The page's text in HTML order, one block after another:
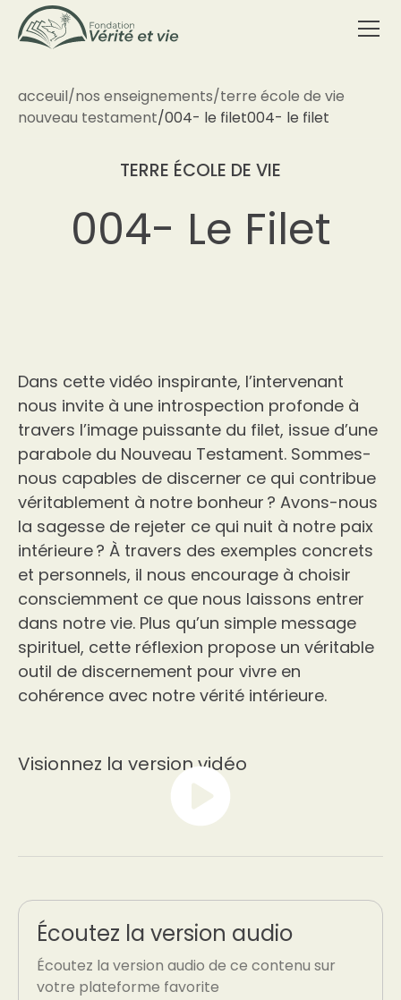
acceuil/nos enseignements/terre école de vie
nouveau testament/004- le filet004- le filet
TERRE ÉCOLE DE VIE
004- Le Filet
Dans cette vidéo inspirante, l’intervenant
nous invite à une introspection profonde à
travers l’image puissante du filet, issue d’une
parabole du Nouveau Testament. Sommes-
nous capables de discerner ce qui contribue
véritablement à notre bonheur ? Avons-nous
la sagesse de rejeter ce qui nuit à notre paix
intérieure ? À travers des exemples concrets
et personnels, il nous encourage à choisir
consciemment ce que nous laissons entrer
dans notre vie. Plus qu’un simple message
spirituel, cette réflexion propose un véritable
outil de discernement pour vivre en
cohérence avec notre vérité intérieure.
Visionnez la version vidéo
Écoutez la version audio
Écoutez la version audio de ce contenu sur
votre plateforme favorite